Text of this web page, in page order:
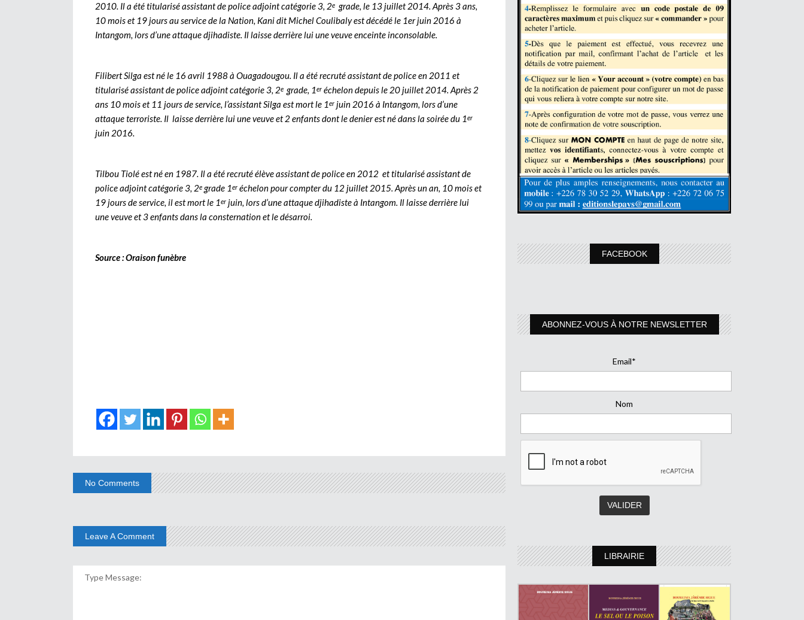
2010. Il a été titularisé assistant de police adjoint catégorie 3, 2e grade, le 13 juillet 2014. Après 3 ans,
10 mois et 19 jours au service de la Nation, Kani dit Michel Coulibaly est décédé le 1er juin 2016 à
Intangom, lors d’une attaque djihadiste. Il laisse derrière lui une veuve enceinte inconsolable.
Filibert Silga est né le 16 avril 1988 à Ouagadougou. Il a été recruté assistant de police en 2011 et
titularisé assistant de police adjoint catégorie 3, 2e grade, 1er échelon depuis le 20 juillet 2014. Après 2
ans 10 mois et 11 jours de service, l’assistant Silga est mort le 1er juin 2016 à Intangom, lors d’une
attaque terroriste. Il laisse derrière lui une veuve et 2 enfants dont le denier est né dans la soirée du 1er
juin 2016.
Tilbou Tiolé est né en 1987. Il a été recruté élève assistant de police en 2012 et titularisé assistant de
police adjoint catégorie 3, 2e grade 1er échelon pour compter du 12 juillet 2015. Après un an, 10 mois et
19 jours de service, il est mort le 1er juin, lors d’une attaque djihadiste à Intangom. Il laisse derrière lui
une veuve et 3 enfants dans la consternation et le désarroi.
Source : Oraison funèbre
No Comments
Leave A Comment
FACEBOOK
ABONNEZ-VOUS À NOTRE NEWSLETTER
Email*
Nom
LIBRAIRIE